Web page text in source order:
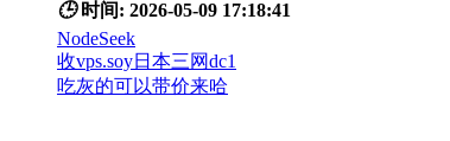
🕒 时间: 2026-05-09 17:18:41
NodeSeek
收vps.soy日本三网dc1
吃灰的可以带价来哈